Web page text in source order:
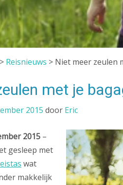
> Reisnieuws > Niet meer zeulen
met je
2015 door Eric
2015 –
gesleep met
wat
makkelijk